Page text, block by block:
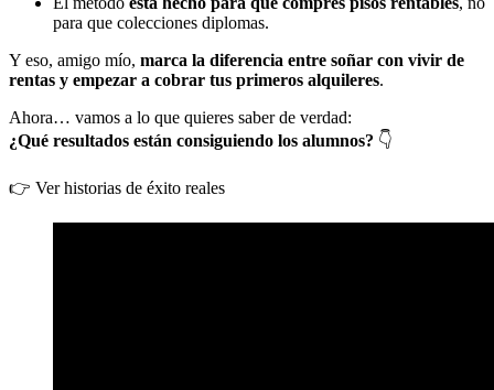
para que colecciones diplomas.
Y eso, amigo mío, marca la diferencia entre soñar con vivir de
rentas y empezar a cobrar tus primeros alquileres.
Ahora… vamos a lo que quieres saber de verdad:
¿Qué resultados están consiguiendo los alumnos? 👇
👉 Ver historias de éxito reales